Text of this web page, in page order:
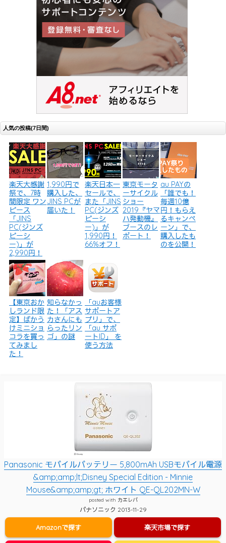
人気の投稿(7日間)
楽天大感謝
祭で、7時
間限定 ワン
ピース
「JINS
PC(ジンズ
ピーシ
ー)」が
2,990円！
1,990円で
購入した、
JINS PCが
届いた！
楽天日本一
セールで、
また「JINS
PC(ジンズ
ピーシ
ー)」が
1,990円！
66%オフ！
東京モータ
ーサイクル
ショー
2019『ヤマ
ハ発動機』
ブースのレ
ポート！
au PAYの
「誰でも！
毎週10億
円！もらえ
るキャンペ
ーン」で、
購入したも
のを公開！
【東京おか
しランド限
定】ばかう
けミニショ
コラを買っ
てみまし
た！
知らなかっ
た！「アス
カさんにも
らったリン
ゴ」の謎
「auお客様
サポートア
プリ」で、
「au サポ
ートID」 を
使う方法
Panasonic モバイルバッテリー 5,800mAh USBモバイル電源
&amp;amp;lt;Disney Special Edition - Minnie
Mouse&amp;amp;gt; ホワイト QE-QL202MN-W
posted with カエレバ
パナソニック 2013-11-29
Amazonで探す 楽天市場で探す